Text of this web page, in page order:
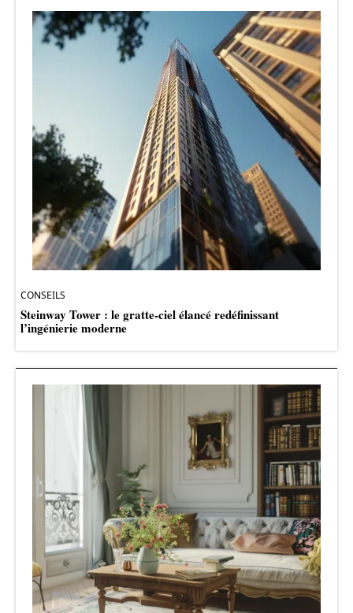
CONSEILS
Steinway Tower : le gratte-ciel élancé redéfinissant
l’ingénierie moderne